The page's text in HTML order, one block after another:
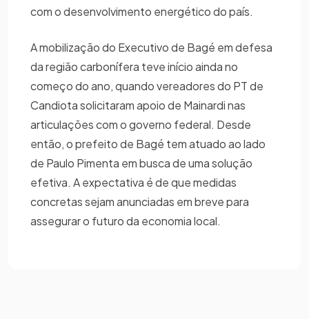
com o desenvolvimento energético do país.
A mobilização do Executivo de Bagé em defesa
da região carbonífera teve início ainda no
começo do ano, quando vereadores do PT de
Candiota solicitaram apoio de Mainardi nas
articulações com o governo federal. Desde
então, o prefeito de Bagé tem atuado ao lado
de Paulo Pimenta em busca de uma solução
efetiva. A expectativa é de que medidas
concretas sejam anunciadas em breve para
assegurar o futuro da economia local.